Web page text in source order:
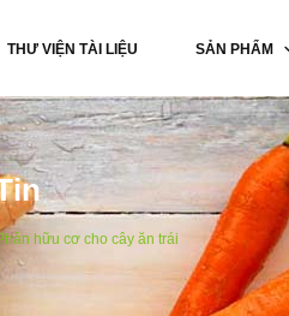
THƯ VIỆN TÀI LIỆU SẢN PHẨM
hữu cơ cho cây ăn trái